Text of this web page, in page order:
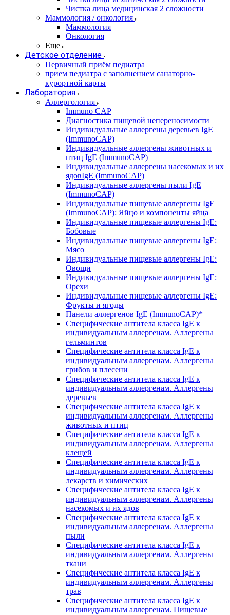
Чистка лица медицинская 2 сложности
Маммология / онкология
Маммология
Онкология
Еще
Детское отделение
Первичный приём педиатра
прием педиатра с заполнением санаторно-
курортной карты
Лаборатория
Аллергология
Immuno CAP
Диагностика пищевой непереносимости
Индивидуальные аллергены деревьев IgE
(ImmunoCAP)
Индивидуальные аллергены животных и
птиц IgE (ImmunoCAP)
Индивидуальные аллергены насекомых и их
ядовIgE (ImmunoCAP)
Индивидуальные аллергены пыли IgE
(ImmunoCAP)
Индивидуальные пищевые аллергены IgE
(ImmunoCAP): Яйцо и компоненты яйца
Индивидуальные пищевые аллергены IgE:
Бобовые
Индивидуальные пищевые аллергены IgE:
Мясо
Индивидуальные пищевые аллергены IgE:
Овощи
Индивидуальные пищевые аллергены IgE:
Орехи
Индивидуальные пищевые аллергены IgE:
Фрукты и ягоды
Панели аллергенов IgE (ImmunoCAP)*
Специфические антитела класса IgE к
индивидуальным аллергенам. Аллергены
гельминтов
Специфические антитела класса IgE к
индивидуальным аллергенам. Аллергены
грибов и плесени
Специфические антитела класса IgE к
индивидуальным аллергенам. Аллергены
деревьев
Специфические антитела класса IgE к
индивидуальным аллергенам. Аллергены
животных и птиц
Специфические антитела класса IgE к
индивидуальным аллергенам. Аллергены
клещей
Специфические антитела класса IgE к
индивидуальным аллергенам. Аллергены
лекарств и химических
Специфические антитела класса IgE к
индивидуальным аллергенам. Аллергены
насекомых и их ядов
Специфические антитела класса IgE к
индивидуальным аллергенам. Аллергены
пыли
Специфические антитела класса IgE к
индивидуальным аллергенам. Аллергены
ткани
Специфические антитела класса IgE к
индивидуальным аллергенам. Аллергены
трав
Специфические антитела класса IgE к
индивидуальным аллергенам. Пищевые